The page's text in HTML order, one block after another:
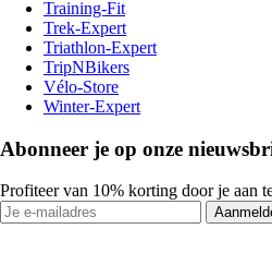
Training-Fit
Trek-Expert
Triathlon-Expert
TripNBikers
Vélo-Store
Winter-Expert
Abonneer je op onze
Profiteer van 10% korting door je aan